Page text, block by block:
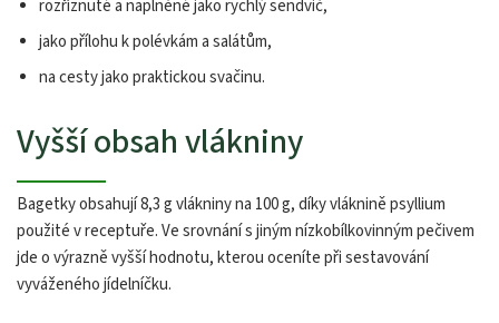
rozříznuté a naplněné jako rychlý sendvič,
jako přílohu k polévkám a salátům,
na cesty jako praktickou svačinu.
Vyšší obsah vlákniny
Bagetky obsahují 8,3 g vlákniny na 100 g, díky vláknině psyllium
použité v receptuře. Ve srovnání s jiným nízkobílkovinným pečivem
jde o výrazně vyšší hodnotu, kterou oceníte při sestavování
vyváženého jídelníčku.